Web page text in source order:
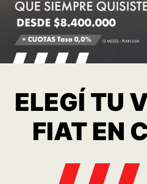
ELEGÍ TU
FIAT EN